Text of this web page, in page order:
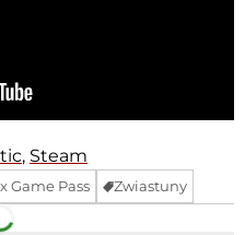
, Steam
Game Pass Zwiastuny
Telegram